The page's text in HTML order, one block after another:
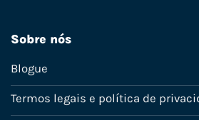
Sobre nós
Blogue
Termos legais e política de